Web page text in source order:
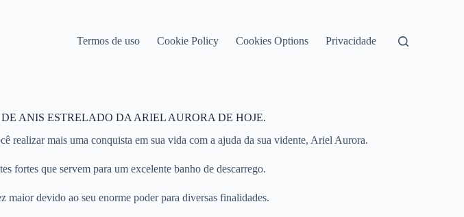
Termos de uso Cookie Policy Cookies Options Privacidade
ANIS ESTRELADO DA ARIEL AURORA DE HOJE.
realizar mais uma conquista em sua vida com a ajuda da sua vidente, Ariel Aurora.
fortes que servem para um excelente banho de descarrego.
maior devido ao seu enorme poder para diversas finalidades.